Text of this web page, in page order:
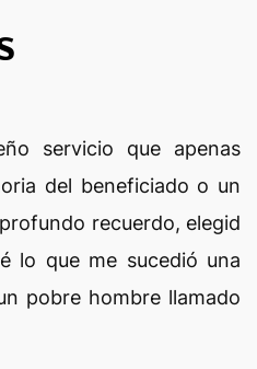
servicio que apenas
del beneficiado o un
recuerdo, elegid
lo que me sucedió una
pobre hombre llamado